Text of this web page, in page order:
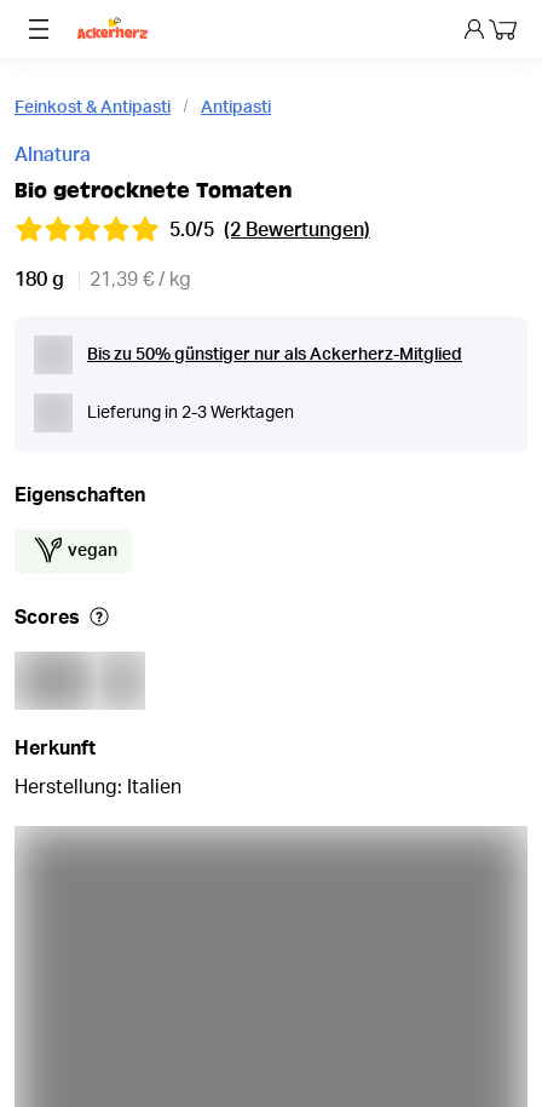
Dein
Feinkost & Antipasti Antipasti
Alnatura
Bio getrocknete Tomaten
5.0/5 (2 Bewertungen)
180 g 21,39 € / kg
Bis zu 50% günstiger nur als Ackerherz-Mitglied
Lieferung in 2-3 Werktagen
Eigenschaften
vegan
Scores
Herkunft
Herstellung: Italien